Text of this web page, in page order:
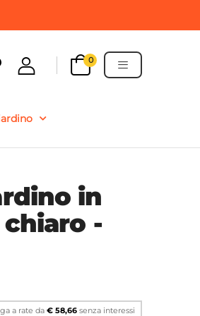
SEARCH BUTTON
0
in
-
a rate da € 58,66senza interessi